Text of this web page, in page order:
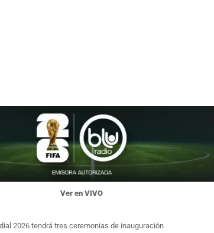
Ver en VIVO
2026 tendrá tres ceremonias de inauguración